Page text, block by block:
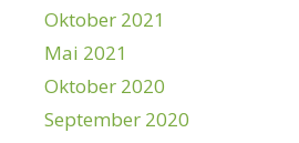
Oktober 2021
Mai 2021
Oktober 2020
September 2020